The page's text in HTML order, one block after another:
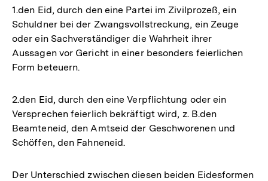
1.den Eid, durch den eine Partei im Zivilprozeß, ein
Schuldner bei der Zwangsvollstreckung, ein Zeuge
oder ein Sachverständiger die Wahrheit ihrer
Aussagen vor Gericht in einer besonders feierlichen
Form beteuern.
2.den Eid, durch den eine Verpflichtung oder ein
Versprechen feierlich bekräftigt wird, z. B.den
Beamteneid, den Amtseid der Geschworenen und
Schöffen, den Fahneneid.
Der Unterschied zwischen diesen beiden Eidesformen